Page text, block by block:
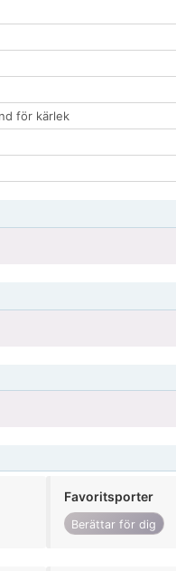
för kärlek
Favoritsporter
Berättar för dig